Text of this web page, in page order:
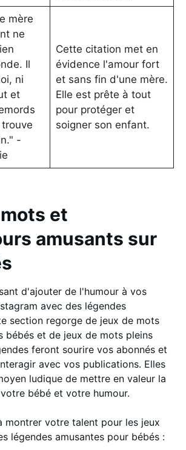
mère
ne
Il
ni
et
-
Cette citation met en
évidence l'amour fort
et sans fin d'une mère.
Elle est prête à tout
pour protéger et
soigner son enfant.
et
amusants sur
d'ajouter de l'humour à vos
avec des légendes
section regorge de jeux de mots
bébés et de jeux de mots pleins
feront sourire vos abonnés et
avec vos publications. Elles
ludique de mettre en valeur la
bébé et votre humour.
montrer votre talent pour les jeux
légendes amusantes pour bébés :